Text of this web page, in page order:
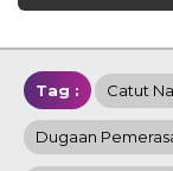
Tag : Catut
Dugaan